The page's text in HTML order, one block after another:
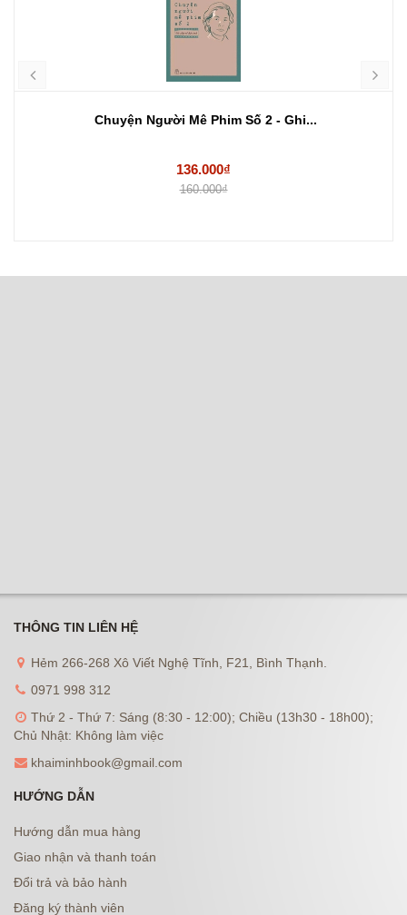
Chuyện Người Mê Phim Số 2 - Ghi...
136.000₫
160.000₫
THÔNG TIN LIÊN HỆ
Hẻm 266-268 Xô Viết Nghệ Tĩnh, F21, Bình Thạnh.
0971 998 312
Thứ 2 - Thứ 7: Sáng (8:30 - 12:00); Chiều (13h30 - 18h00);
Chủ Nhật: Không làm việc
khaiminhbook@gmail.com
HƯỚNG DẪN
Hướng dẫn mua hàng
Giao nhận và thanh toán
Đổi trả và bảo hành
Đăng ký thành viên